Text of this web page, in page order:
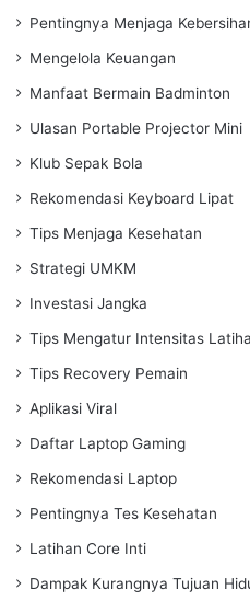
Pentingnya Menjaga
Mengelola Keuangan
Manfaat Bermain Badminton
Ulasan Portable Projector Mini
Klub Sepak Bola
Rekomendasi Keyboard Lipat
Tips Menjaga Kesehatan
Strategi UMKM
Investasi Jangka
Tips Mengatur Intensitas
Tips Recovery Pemain
Aplikasi Viral
Daftar Laptop Gaming
Rekomendasi Laptop
Pentingnya Tes Kesehatan
Latihan Core Inti
Dampak Kurangnya Tujuan